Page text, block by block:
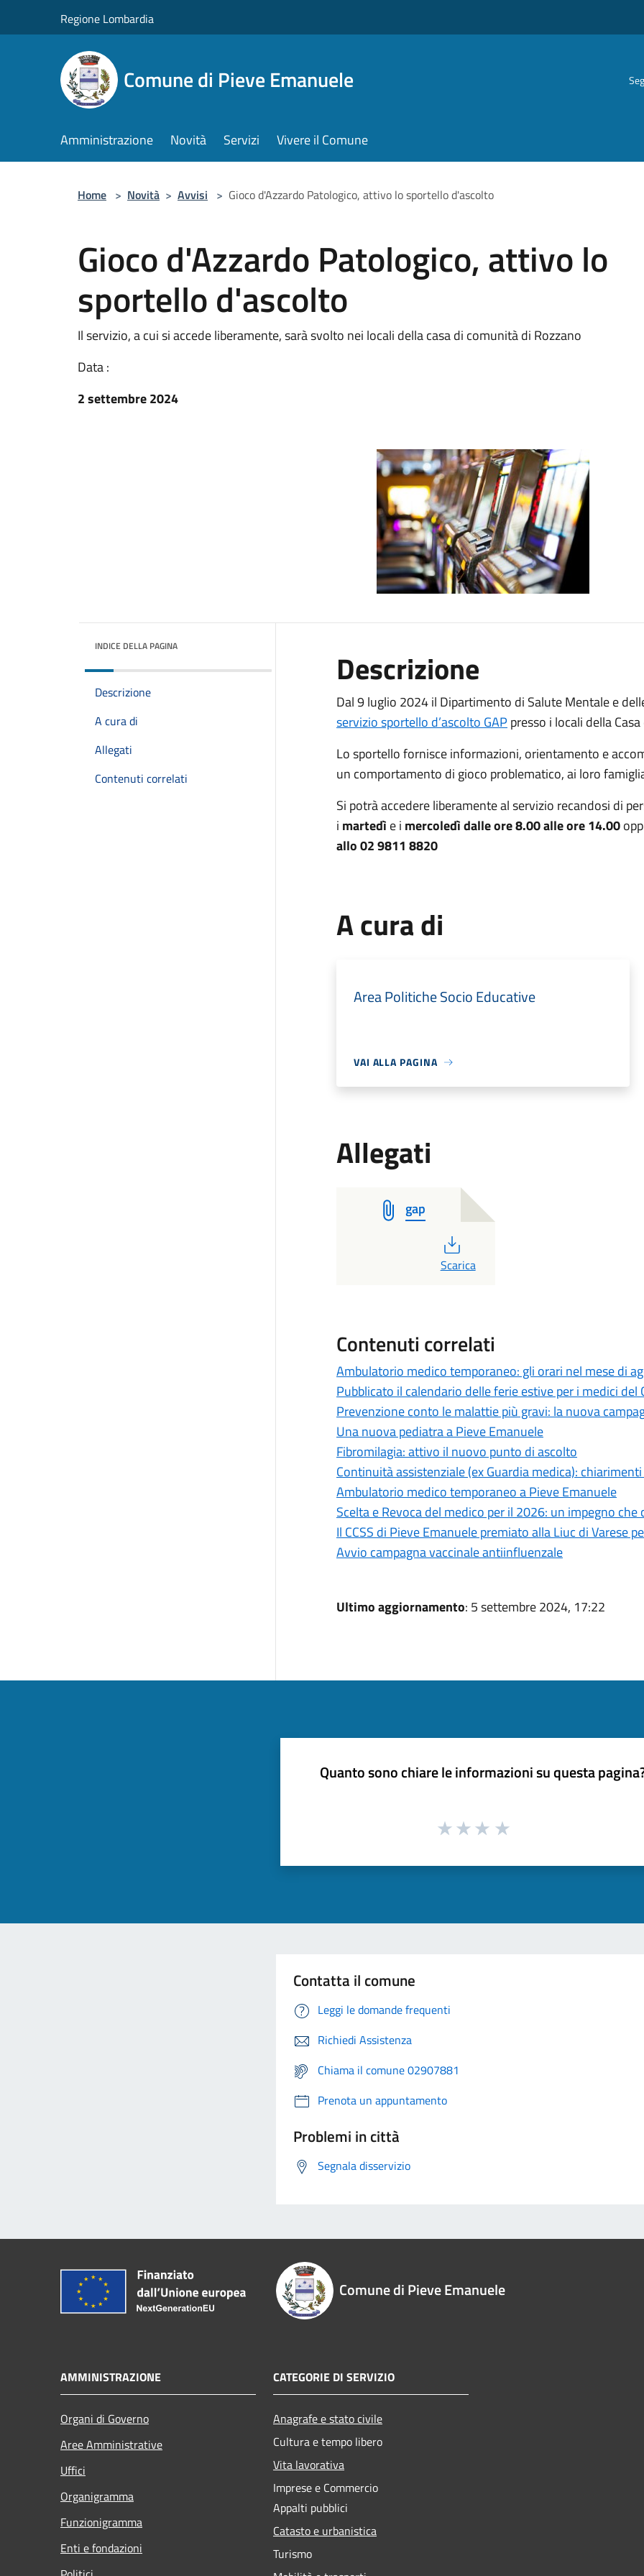
Regione Lombardia
Comune di Pieve Emanuele
Amministrazione Novità Servizi Vivere il Comune
Home > Novità > Avvisi > Gioco d'Azzardo Patologico, attivo lo sportello d'ascolto
Gioco d'Azzardo Patologico, attivo lo
sportello d'ascolto
Il servizio, a cui si accede liberamente, sarà svolto nei locali della casa di comunità di Rozzano
Data :
2 settembre 2024
INDICE DELLA PAGINA
Descrizione
A cura di
Allegati
Contenuti correlati
Descrizione
Dal 9 luglio 2024 il Dipartimento di Salute Mentale e
servizio sportello d’ascolto GAP presso i locali della
Lo sportello fornisce informazioni, orientamento e
un comportamento di gioco problematico, ai loro
Si potrà accedere liberamente al servizio recandosi di
i martedì e i mercoledìdalle ore 8.00 alle ore 14.00
allo 02 9811 8820
A cura di
Area Politiche Socio Educative
VAI ALLA PAGINA
Allegati
gap
PDF
Scarica
Contenuti correlati
Ambulatorio medico temporaneo: gli orari nel mese di
Pubblicato il calendario delle ferie estive per i medici del
Prevenzione conto le malattie più gravi: la nuova
Una nuova pediatra a Pieve Emanuele
Fibromilagia: attivo il nuovo punto di ascolto
Continuità assistenziale (ex Guardia medica):
Ambulatorio medico temporaneo a Pieve Emanuele
Scelta e Revoca del medico per il 2026: un impegno che
Il CCSS di Pieve Emanuele premiato alla Liuc di Varese
Avvio campagna vaccinale antiinfluenzale
Ultimo aggiornamento: 5 settembre 2024, 17:22
Quanto sono chiare le informazioni su questa
Contatta il comune
Leggi le domande frequenti
Richiedi Assistenza
Chiama il comune 02907881
Prenota un appuntamento
Problemi in città
Segnala disservizio
Comune di Pieve Emanuele
AMMINISTRAZIONE
Organi di Governo
Aree Amministrative
Uffici
Organigramma
Funzionigramma
Enti e fondazioni
CATEGORIE DI SERVIZIO
Anagrafe e stato civile
Cultura e tempo libero
Vita lavorativa
Imprese e Commercio
Appalti pubblici
Catasto e urbanistica
Turismo